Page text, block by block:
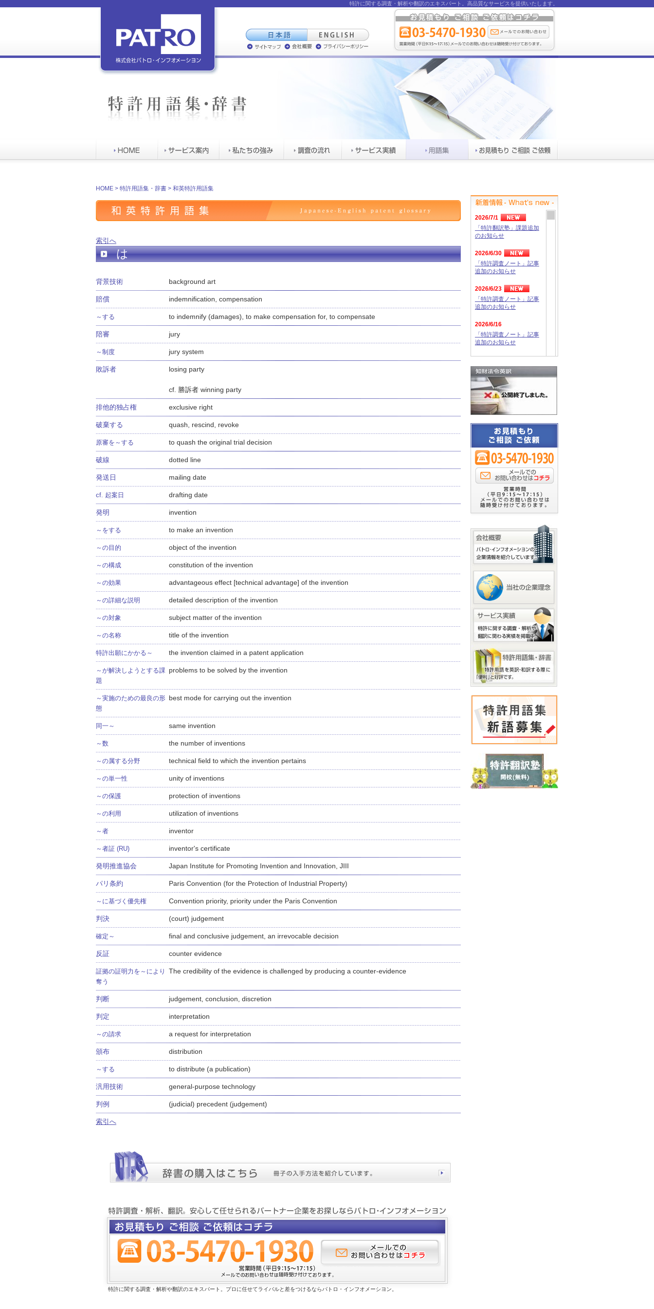
特許に関する調査・ 解析や翻訳のエキスパート。 高品質なサービスを提供いたします。
特許用語集・辞書
HOME > 特許用語集・辞書 > 和英特許用語集
索引へ
は
背景技術 background art
賠償 indemnification, compensation
～する to indemnify (damages), to make compensation for, to compensate
陪審 jury
～制度 jury system
敗訴者 losing party
cf. 勝訴者 winning party
排他的独占権 exclusive right
破棄する quash, rescind, revoke
原審を～する to quash the original trial decision
破線 dotted line
発送日 mailing date
cf. 起案日 drafting date
発明 invention
～をする to make an invention
～の目的 object of the invention
～の構成 constitution of the invention
～の効果 advantageous effect [technical advantage] of the invention
～の詳細な説明 detailed description of the invention
～の対象 subject matter of the invention
～の名称 title of the invention
特許出願にかかる～ the invention claimed in a patent application
～が解決しようとする課
題
problems to be solved by the invention
～実施のための最良の形
態
best mode for carrying out the invention
同一～ same invention
～数 the number of inventions
～の属する分野 technical field to which the invention pertains
～の単一性 unity of inventions
～の保護 protection of inventions
～の利用 utilization of inventions
～者 inventor
～者証 (RU) inventor's certificate
発明推進協会 Japan Institute for Promoting Invention and Innovation, JIII
パリ条約 Paris Convention (for the Protection of Industrial Property)
～に基づく優先権 Convention priority, priority under the Paris Convention
判決 (court) judgement
確定～ final and conclusive judgement, an irrevocable decision
反証 counter evidence
証拠の証明力を～により
奪う
The credibility of the evidence is challenged by producing a counter-evidence
判断 judgement, conclusion, discretion
判定 interpretation
～の請求 a request for interpretation
頒布 distribution
～する to distribute (a publication)
汎用技術 general-purpose technology
判例 (judicial) precedent (judgement)
索引へ
特許に関する調査・解析や翻訳のエキスパート。プロに任せてライバルと差をつけるならパトロ・インフオメーシヨン。